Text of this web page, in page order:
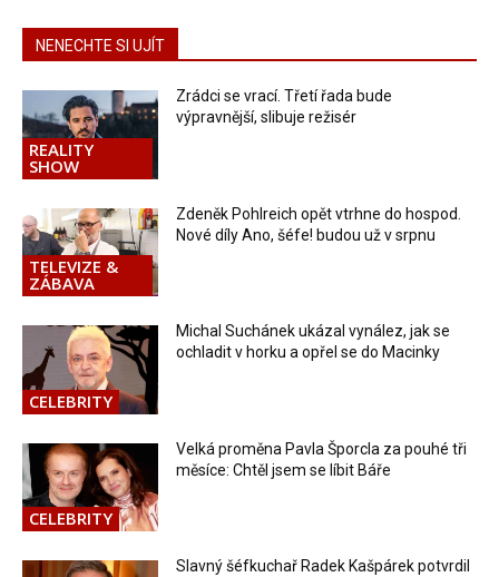
NENECHTE SI UJÍT
REALITY
SHOW
Zrádci se vrací. Třetí řada bude
výpravnější, slibuje režisér
TELEVIZE &
ZÁBAVA
Zdeněk Pohlreich opět vtrhne do hospod.
Nové díly Ano, šéfe! budou už v srpnu
CELEBRITY
Michal Suchánek ukázal vynález, jak se
ochladit v horku a opřel se do Macinky
CELEBRITY
Velká proměna Pavla Šporcla za pouhé tři
měsíce: Chtěl jsem se líbit Báře
Slavný šéfkuchař Radek Kašpárek potvrdil